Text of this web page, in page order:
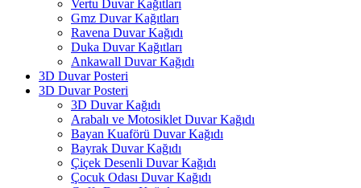
Vertu Duvar Kağıtları
Gmz Duvar Kağıtları
Ravena Duvar Kağıdı
Duka Duvar Kağıtları
Ankawall Duvar Kağıdı
3D Duvar Posteri
3D Duvar Posteri
3D Duvar Kağıdı
Arabalı ve Motosiklet Duvar Kağıdı
Bayan Kuaförü Duvar Kağıdı
Bayrak Duvar Kağıdı
Çiçek Desenli Duvar Kağıdı
Çocuk Odası Duvar Kağıdı